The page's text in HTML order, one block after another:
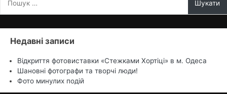
Недавні записи
Відкриття фотовиставки «Стежками Хортіцi» в м. Одеса
Шановні фотографи та творчі люди!
Фото минулих подій